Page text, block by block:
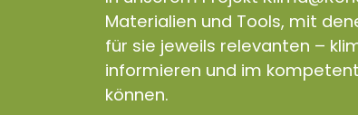
Materialien und Tools, mit
für sie jeweils relevanten –
informieren und im
können.